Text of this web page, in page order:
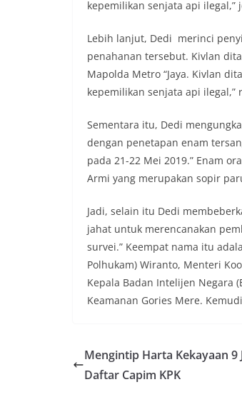
kepemilikan senjata api ilegal,”
Lebih lanjut, Dedi merinci
penahanan tersebut. Kivlan
Mapolda Metro “Jaya. Kivlan
kepemilikan senjata api ilegal,”
Sementara itu, Dedi
dengan penetapan enam
pada 21-22 Mei 2019.” Enam
Armi yang merupakan sopir
Jadi, selain itu Dedi
jahat untuk merencanakan
survei.” Keempat nama itu
Polhukam) Wiranto, Menteri
Kepala Badan Intelijen Negara
Keamanan Gories Mere.
Mengintip Harta Kekayaan 9
Daftar Capim KPK